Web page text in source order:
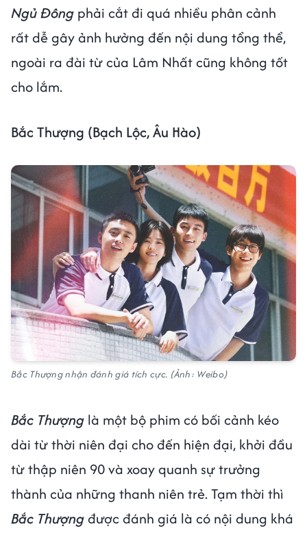
Ngủ Đông phải cắt đi quá nhiều phân cảnh
rất dễ gây ảnh hưởng đến nội dung tổng thể,
ngoài ra đài từ của Lâm Nhất cũng không tốt
cho lắm.
Bắc Thượng (Bạch Lộc, Âu Hào)
Bắc Thượng nhận đánh giá tích cực. (Ảnh: Weibo)
Bắc Thượng là một bộ phim có bối cảnh kéo
dài từ thời niên đại cho đến hiện đại, khởi đầu
từ thập niên 90 và xoay quanh sự trưởng
thành của những thanh niên trẻ. Tạm thời thì
Bắc Thượngđược đánh giá là có nội dung khá